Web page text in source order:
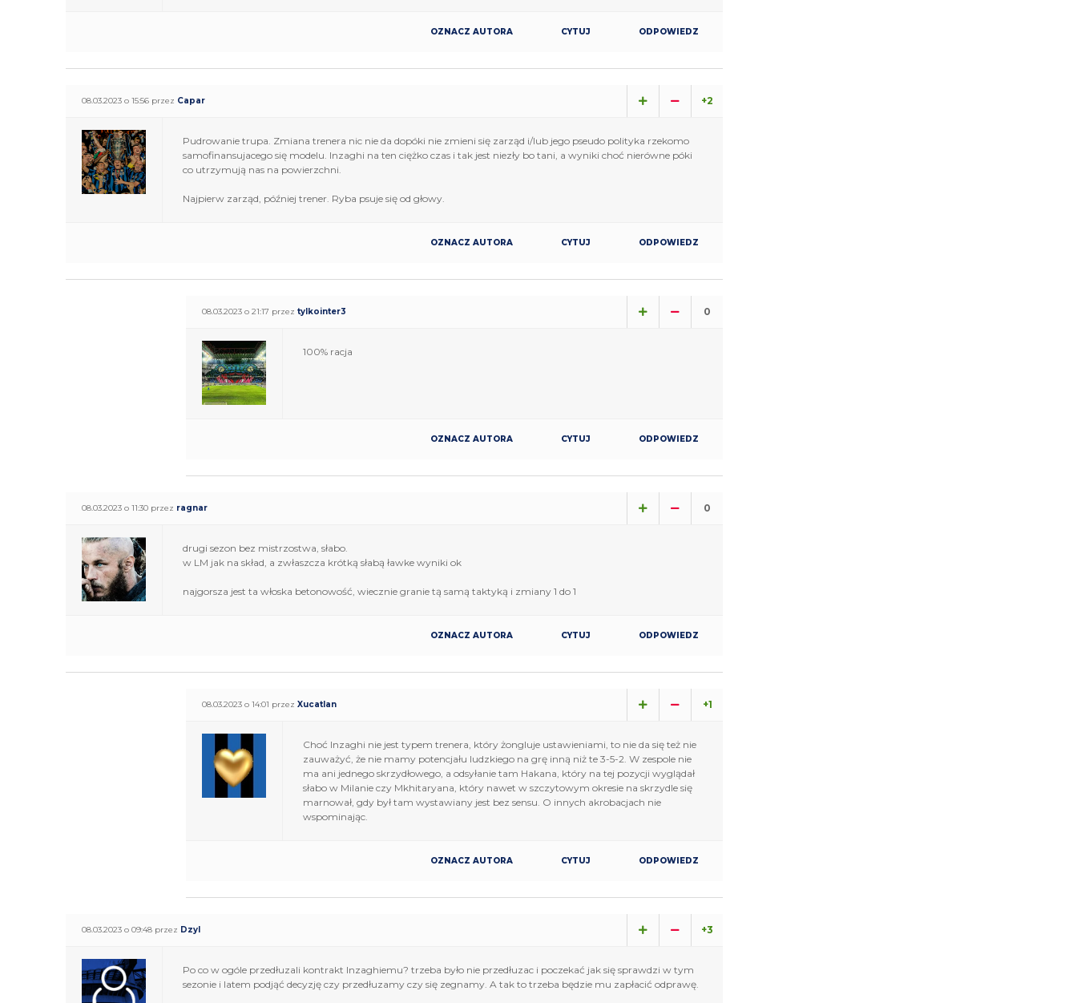
OZNACZ AUTORA CYTUJ ODPOWIEDZ
08.03.2023 o 15:56 przez Capar +2
Pudrowanie trupa. Zmiana trenera nic nie da dopóki nie zmieni się zarząd i/lub jego pseudo polityka rzekomo
samofinansujacego się modelu. Inzaghi na ten ciężko czas i tak jest niezły bo tani, a wyniki choć nierówne póki
co utrzymują nas na powierzchni.
Najpierw zarząd, później trener. Ryba psuje się od głowy.
OZNACZ AUTORA CYTUJ ODPOWIEDZ
08.03.2023 o 21:17 przez tylkointer3 0
100% racja
OZNACZ AUTORA CYTUJ ODPOWIEDZ
08.03.2023 o 11:30 przez ragnar 0
drugi sezon bez mistrzostwa, słabo.
w LM jak na skład, a zwłaszcza krótką słabą ławke wyniki ok
najgorsza jest ta włoska betonowość, wiecznie granie tą samą taktyką i zmiany 1 do 1
OZNACZ AUTORA CYTUJ ODPOWIEDZ
08.03.2023 o 14:01 przez Xucatlan +1
Choć Inzaghi nie jest typem trenera, który żongluje ustawieniami, to nie da się też nie
zauważyć, że nie mamy potencjału ludzkiego na grę inną niż te 3-5-2. W zespole nie
ma ani jednego skrzydłowego, a odsyłanie tam Hakana, który na tej pozycji wyglądał
słabo w Milanie czy Mkhitaryana, który nawet w szczytowym okresie na skrzydle się
marnował, gdy był tam wystawiany jest bez sensu. O innych akrobacjach nie
wspominając.
OZNACZ AUTORA CYTUJ ODPOWIEDZ
08.03.2023 o 09:48 przez Dzyl +3
Po co w ogóle przedłuzali kontrakt Inzaghiemu? trzeba było nie przedłuzac i poczekać jak się sprawdzi w tym
sezonie i latem podjąć decyzję czy przedłuzamy czy się zegnamy. A tak to trzeba będzie mu zapłacić odprawę.